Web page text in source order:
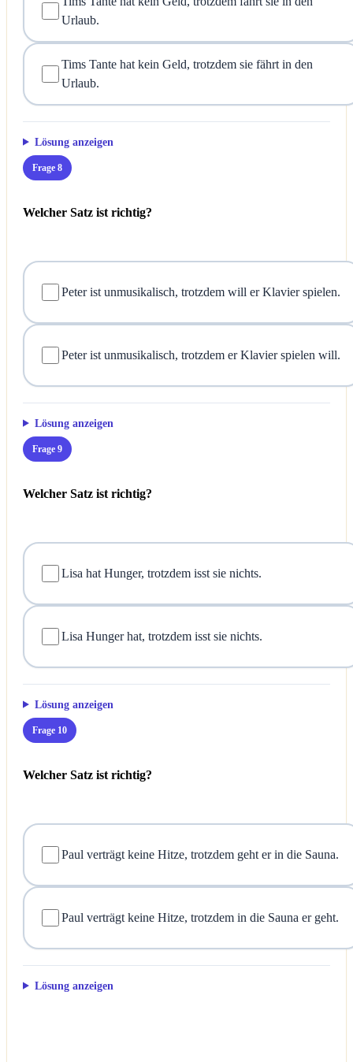
Urlaub.
Tims Tante hat kein Geld, trotzdem sie fährt in den
Urlaub.
Lösung anzeigen
Frage 8
Welcher Satz ist richtig?
Peter ist unmusikalisch, trotzdem will er Klavier spielen.
Peter ist unmusikalisch, trotzdem er Klavier spielen will.
Lösung anzeigen
Frage 9
Welcher Satz ist richtig?
Lisa hat Hunger, trotzdem isst sie nichts.
Lisa Hunger hat, trotzdem isst sie nichts.
Lösung anzeigen
Frage 10
Welcher Satz ist richtig?
Paul verträgt keine Hitze, trotzdem geht er in die Sauna.
Paul verträgt keine Hitze, trotzdem in die Sauna er geht.
Lösung anzeigen